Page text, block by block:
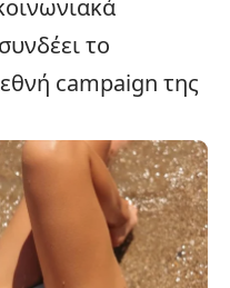
το
campaign της